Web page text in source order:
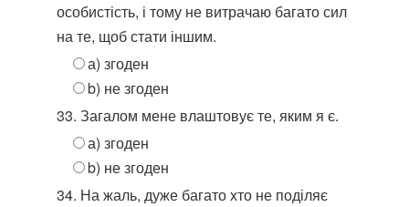
особистість, і тому не витрачаю багато сил
на те, щоб стати іншим.
а) згоден
b) не згоден
33. Загалом мене влаштовує те, яким я є.
а) згоден
b) не згоден
34. На жаль, дуже багато хто не поділяє